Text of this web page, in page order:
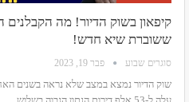
קיפאון בשוק הדיור! מה הקבלנים
ששוברת שיא חדש!
סוגרים שבוע פבר 19, 2023
שוק הדיור נמצא במצב שלא נראה בשנים